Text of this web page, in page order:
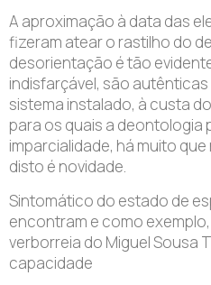
A aproximação à data das
fizeram atear o rastilho do
desorientação é tão
indisfarçável, são
sistema instalado, à custa
para os quais a deontologia
imparcialidade, há muito
disto é novidade.
Sintomático do estado de
encontram e como
verborreia do Miguel Sousa
capacidade